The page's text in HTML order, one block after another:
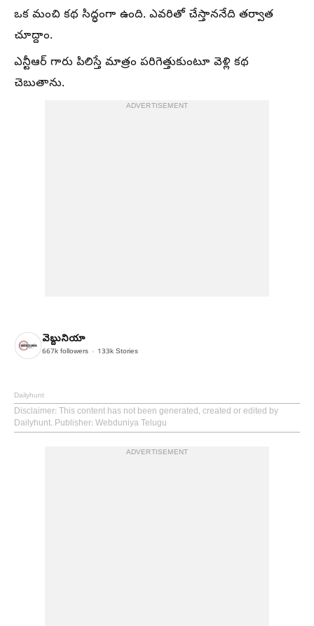
ఒక మంచి కథ సిద్ధంగా ఉంది. ఎవరితో చేస్తాననేది తర్వాత
చూద్దాం.
ఎన్టీఆర్ గారు పిలిస్తే మాత్రం పరిగెత్తుకుంటూ వెళ్లి కథ
చెబుతాను.
ADVERTISEMENT
వెబ్దునియా
667k followers 133k Stories
Dailyhunt
Disclaimer: This content has not been generated, created or edited by
Dailyhunt. Publisher: Webduniya Telugu
ADVERTISEMENT